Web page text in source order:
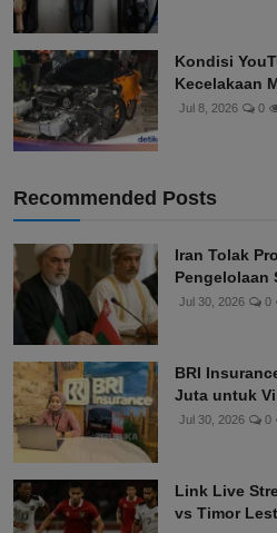
Kondisi
Kecelakaan
Jul 8, 2026 0
Recommended Posts
Iran Tolak
Pengelolaan
Jul 30, 2026 0
BRI
Juta untuk
Jul 30, 2026 0
Link Live
vs Timor